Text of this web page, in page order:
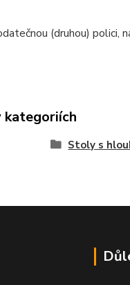
(druhou) polici,
kategoriích
Stoly s